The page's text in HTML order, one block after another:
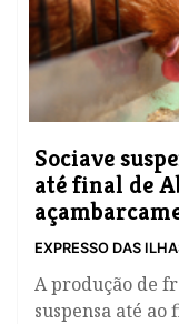
Sociave
até final de
EXPRESSO DAS
A produção de
suspensa até